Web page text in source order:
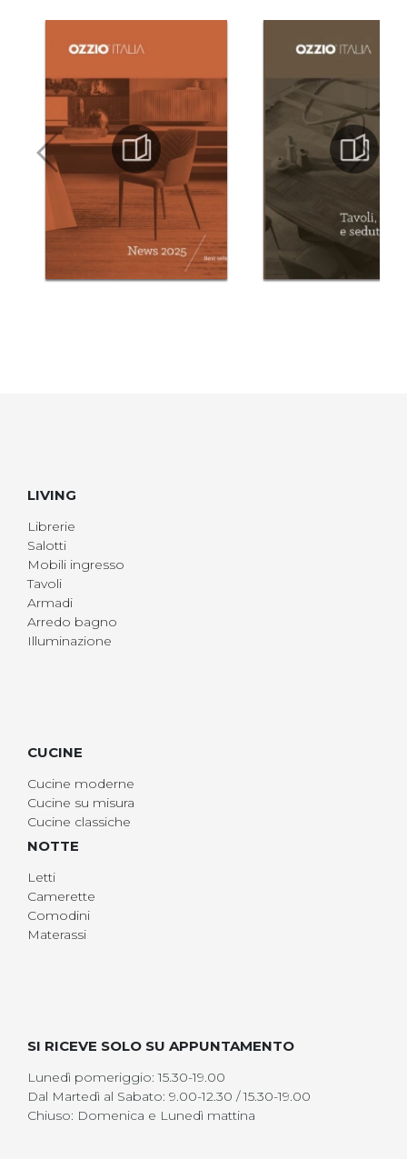
LIVING
Librerie
Salotti
Mobili ingresso
Tavoli
Armadi
Arredo bagno
Illuminazione
CUCINE
Cucine moderne
Cucine su misura
Cucine classiche
NOTTE
Letti
Camerette
Comodini
Materassi
SI RICEVE SOLO SU APPUNTAMENTO
Lunedì pomeriggio: 15.30-19.00
Dal Martedì al Sabato: 9.00-12.30 / 15.30-19.00
Chiuso: Domenica e Lunedì mattina